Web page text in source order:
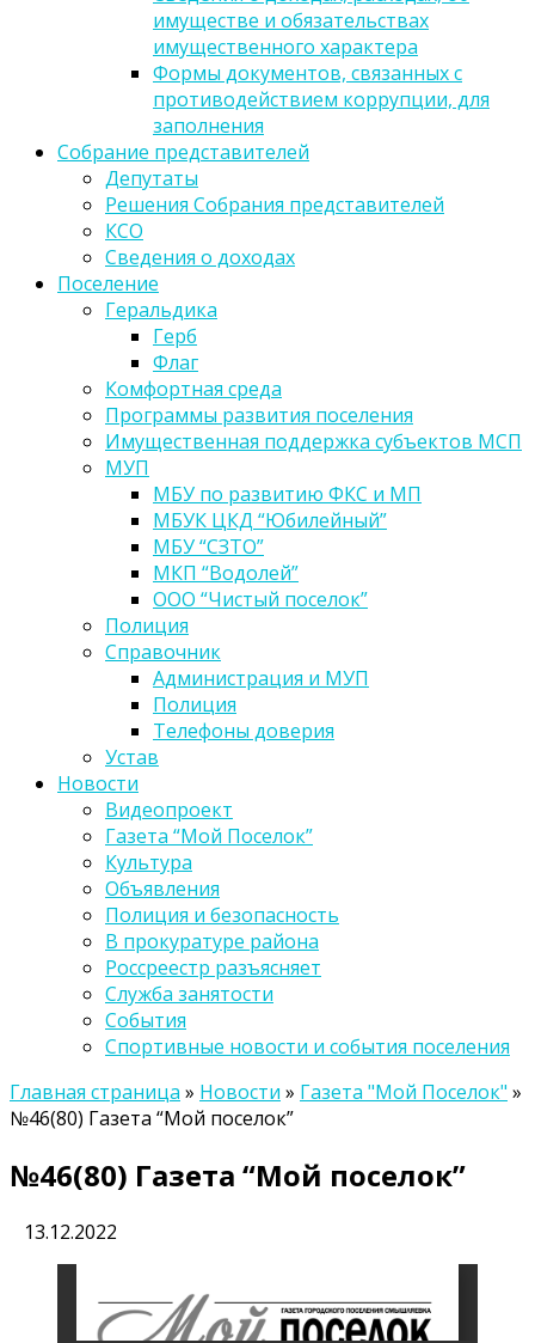
имуществе и обязательствах
имущественного характера
Формы документов, связанных с
противодействием коррупции, для
заполнения
Собрание представителей
Депутаты
Решения Собрания представителей
КСО
Сведения о доходах
Поселение
Геральдика
Герб
Флаг
Комфортная среда
Программы развития поселения
Имущественная поддержка субъектов МСП
МУП
МБУ по развитию ФКС и МП
МБУК ЦКД “Юбилейный”
МБУ “СЗТО”
МКП “Водолей”
ООО “Чистый поселок”
Полиция
Справочник
Администрация и МУП
Полиция
Телефоны доверия
Устав
Новости
Видеопроект
Газета “Мой Поселок”
Культура
Объявления
Полиция и безопасность
В прокуратуре района
Россреестр разъясняет
Служба занятости
События
Спортивные новости и события поселения
Главная страница » Новости » Газета "Мой Поселок" »
№46(80) Газета “Мой поселок”
№46(80) Газета “Мой поселок”
13.12.2022